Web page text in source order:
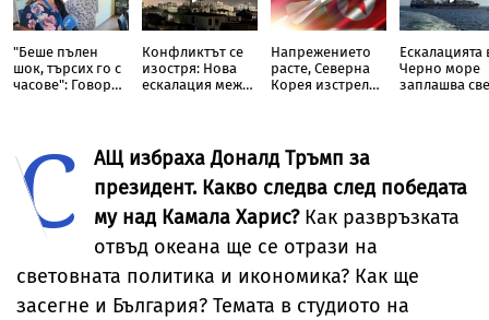
"Беше пълен
шок, търсих го с
часове": Говори
Конфликтът се
изостря: Нова
ескалация между
Напрежението
расте, Северна
Корея изстреля
Ескалацията
Черно море
заплашва
С
АЩ избраха Доналд Тръмп за
президент. Какво следва след победата
му над Камала Харис?Как развръзката
отвъд океана ще се отрази на
световната политика и икономика? Как ще
засегне и България? Темата в студиото на